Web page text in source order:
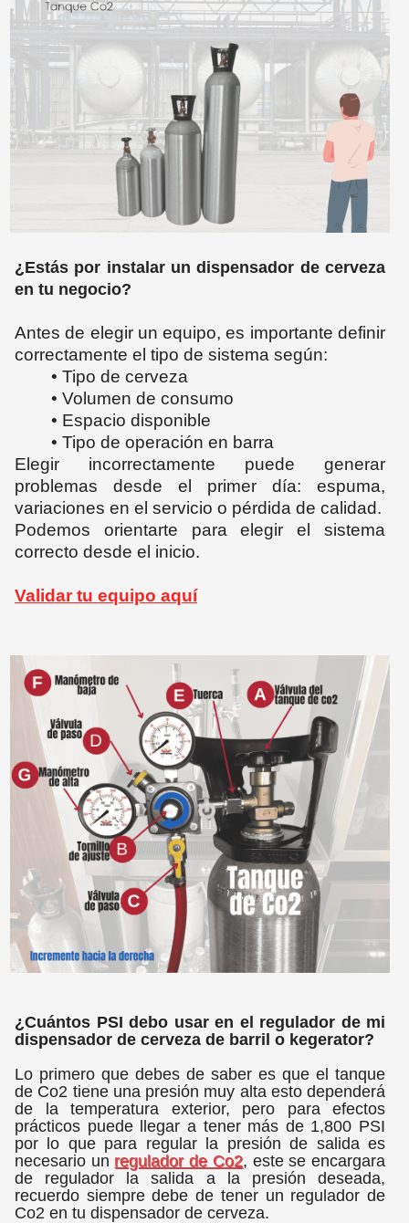
¿Estás por instalar un dispensador de cerveza
en tu negocio?
Antes de elegir un equipo, es importante definir
correctamente el tipo de sistema según:
• Tipo de cerveza
• Volumen de consumo
• Espacio disponible
• Tipo de operación en barra
Elegir incorrectamente puede generar
problemas desde el primer día: espuma,
variaciones en el servicio o pérdida de calidad.
Podemos orientarte para elegir el sistema
correcto desde el inicio.
Validar tu equipo aquí
¿Cuántos PSI debo usar en el regulador de mi
dispensador de cerveza de barril o kegerator?
Lo primero que debes de saber es que el tanque
de Co2 tiene una presión muy alta esto dependerá
de la temperatura exterior, pero para efectos
prácticos puede llegar a tener más de 1,800 PSI
por lo que para regular la presión de salida es
necesario un regulador de Co2, este se encargara
de regulador la salida a la presión deseada,
recuerdo siempre debe de tener un regulador de
Co2 en tu dispensador de cerveza.